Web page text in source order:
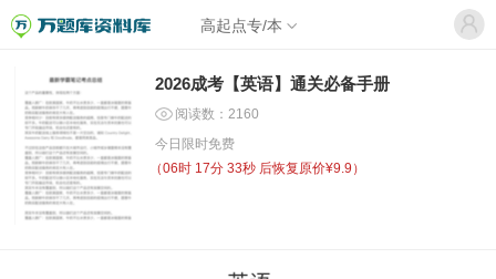
高起点专/本
2026成考【英语】通关必备手册
阅读数：2160
今日限时免费
（06时 17分 33秒 后恢复原价¥9.9）